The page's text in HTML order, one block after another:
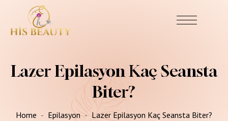
Lazer Epilasyon Kaç Seansta
Biter?
Home Epilasyon Lazer Epilasyon Kaç Seansta Biter?